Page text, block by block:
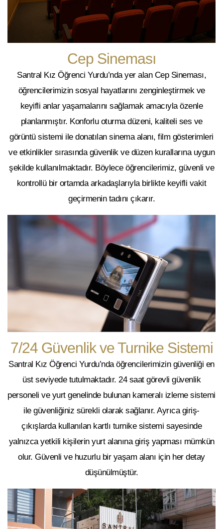
Cep Sineması
Santral Kız Öğrenci Yurdu’nda yer alan Cep Sineması,
öğrencilerimizin sosyal hayatlarını zenginleştirmek ve
keyifli anlar yaşamalarını sağlamak amacıyla özenle
planlanmıştır. Konforlu oturma düzeni, kaliteli ses ve
görüntü sistemi ile donatılan sinema alanı, film gösterimleri
ve etkinlikler sırasında güvenlik ve düzen kurallarına uygun
şekilde kullanılmaktadır. Böylece öğrencilerimiz, güvenli ve
kontrollü bir ortamda arkadaşlarıyla birlikte keyifli vakit
geçirmenin tadını çıkarır.
7/24 Güvenlik ve Turnike Sistemi
Santral Kız Öğrenci Yurdu’nda öğrencilerimizin güvenliği en
üst seviyede tutulmaktadır. 24 saat görevli güvenlik
personeli ve yurt genelinde bulunan kameralı izleme sistemi
ile güvenliğiniz sürekli olarak sağlanır. Ayrıca giriş-
çıkışlarda kullanılan kartlı turnike sistemi sayesinde
yalnızca yetkili kişilerin yurt alanına giriş yapması mümkün
olur. Güvenli ve huzurlu bir yaşam alanı için her detay
düşünülmüştür.